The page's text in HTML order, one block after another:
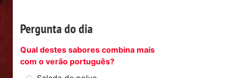
Pergunta do dia
Qual destes sabores combina mais
com o verão português?